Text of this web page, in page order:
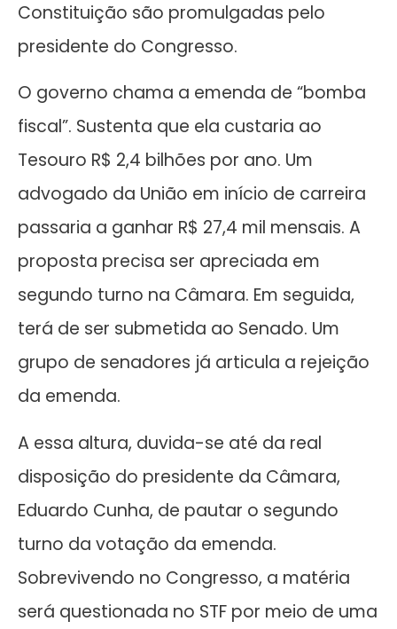
Constituição são promulgadas pelo
presidente do Congresso.
O governo chama a emenda de “bomba
fiscal”. Sustenta que ela custaria ao
Tesouro R$ 2,4 bilhões por ano. Um
advogado da União em início de carreira
passaria a ganhar R$ 27,4 mil mensais. A
proposta precisa ser apreciada em
segundo turno na Câmara. Em seguida,
terá de ser submetida ao Senado. Um
grupo de senadores já articula a rejeição
da emenda.
A essa altura, duvida-se até da real
disposição do presidente da Câmara,
Eduardo Cunha, de pautar o segundo
turno da votação da emenda.
Sobrevivendo no Congresso, a matéria
será questionada no STF por meio de uma